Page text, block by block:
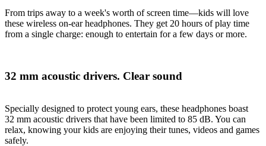
From trips away to a week's worth of screen time—kids will love
these wireless on-ear headphones. They get 20 hours of play time
from a single charge: enough to entertain for a few days or more.
32 mm acoustic drivers. Clear sound
Specially designed to protect young ears, these headphones boast
32 mm acoustic drivers that have been limited to 85 dB. You can
relax, knowing your kids are enjoying their tunes, videos and games
safely.